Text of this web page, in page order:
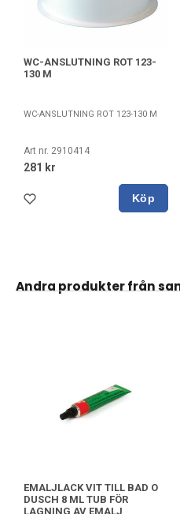
WC-ANSLUTNING ROT 123-
130 M
WC-ANSLUTNING ROT 123-130 M
Art nr. 2910414
281 kr
Köp
Andra produkter från
EMALJLACK VIT TILL BAD O
DUSCH 8 ML TUB FÖR
LAGNING AV EMALJ